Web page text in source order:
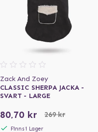
Zack And Zoey
CLASSIC SHERPA JACKA -
SVART - LARGE
80,70 kr 269 kr
Finns i Lager